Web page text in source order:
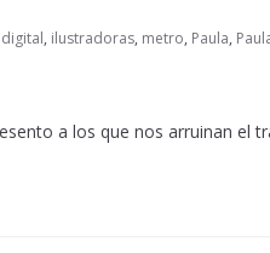
, ilustradoras, metro, Paula,
a los que nos arruinan el